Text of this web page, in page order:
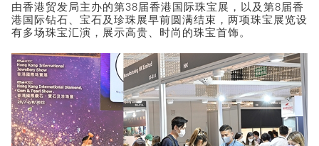
由香港贸发局主办的第38届香港国际珠宝展，以及第8届香
港国际钻石、宝石及珍珠展早前圆满结束，两项珠宝展览设
有多场珠宝汇演，展示高贵、时尚的珠宝首饰。